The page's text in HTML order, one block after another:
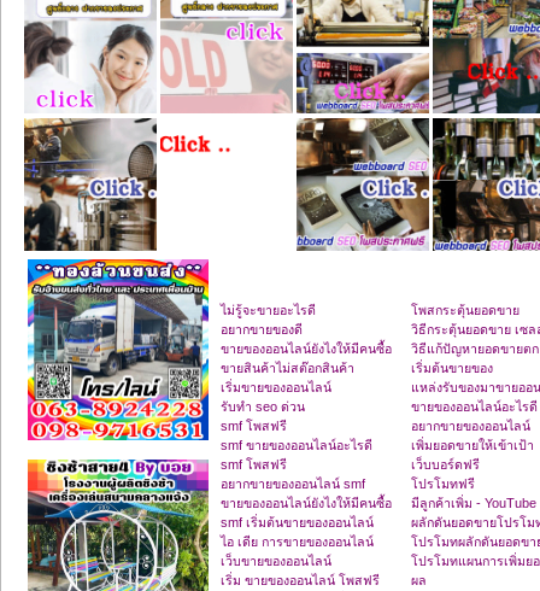
ไม่รู้จะขายอะไรดี
อยากขายของดี
ขายของออนไลน์ยังไงให้มีคนซื้อ
ขายสินค้าไม่สต๊อกสินค้า
เริ่มขายของออนไลน์
รับทำ seo ด่วน
smf โพสฟรี
smf ขายของออนไลน์อะไรดี
smf โพสฟรี
อยากขายของออนไลน์ smf
ขายของออนไลน์ยังไงให้มีคนซื้อ
smf เริ่มต้นขายของออนไลน์
ไอ เดีย การขายของออนไลน์
เว็บขายของออนไลน์
เริ่ม ขายของออนไลน์ โพสฟรี
โพสกระตุ้นยอดขาย
วิธีกระตุ้นยอดขาย เซล
วิธีแก้ปัญหายอดขายตก
เริ่มต้นขายของ
แหล่งรับของมาขายออ
ขายของออนไลน์อะไรดี
อยากขายของออนไลน์
เพิ่มยอดขายให้เข้าเป้า
เว็บบอร์ดฟรี
โปรโมทฟรี
มีลูกค้าเพิ่ม - YouTube
ผลักดันยอดขายโปรโม
โปรโมทผลักดันยอดขา
โปรโมทแผนการเพิ่มย
ผล